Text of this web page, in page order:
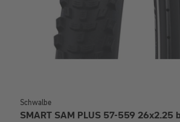
Schwalbe
SMART SAM PLUS 57-559 26x2.25